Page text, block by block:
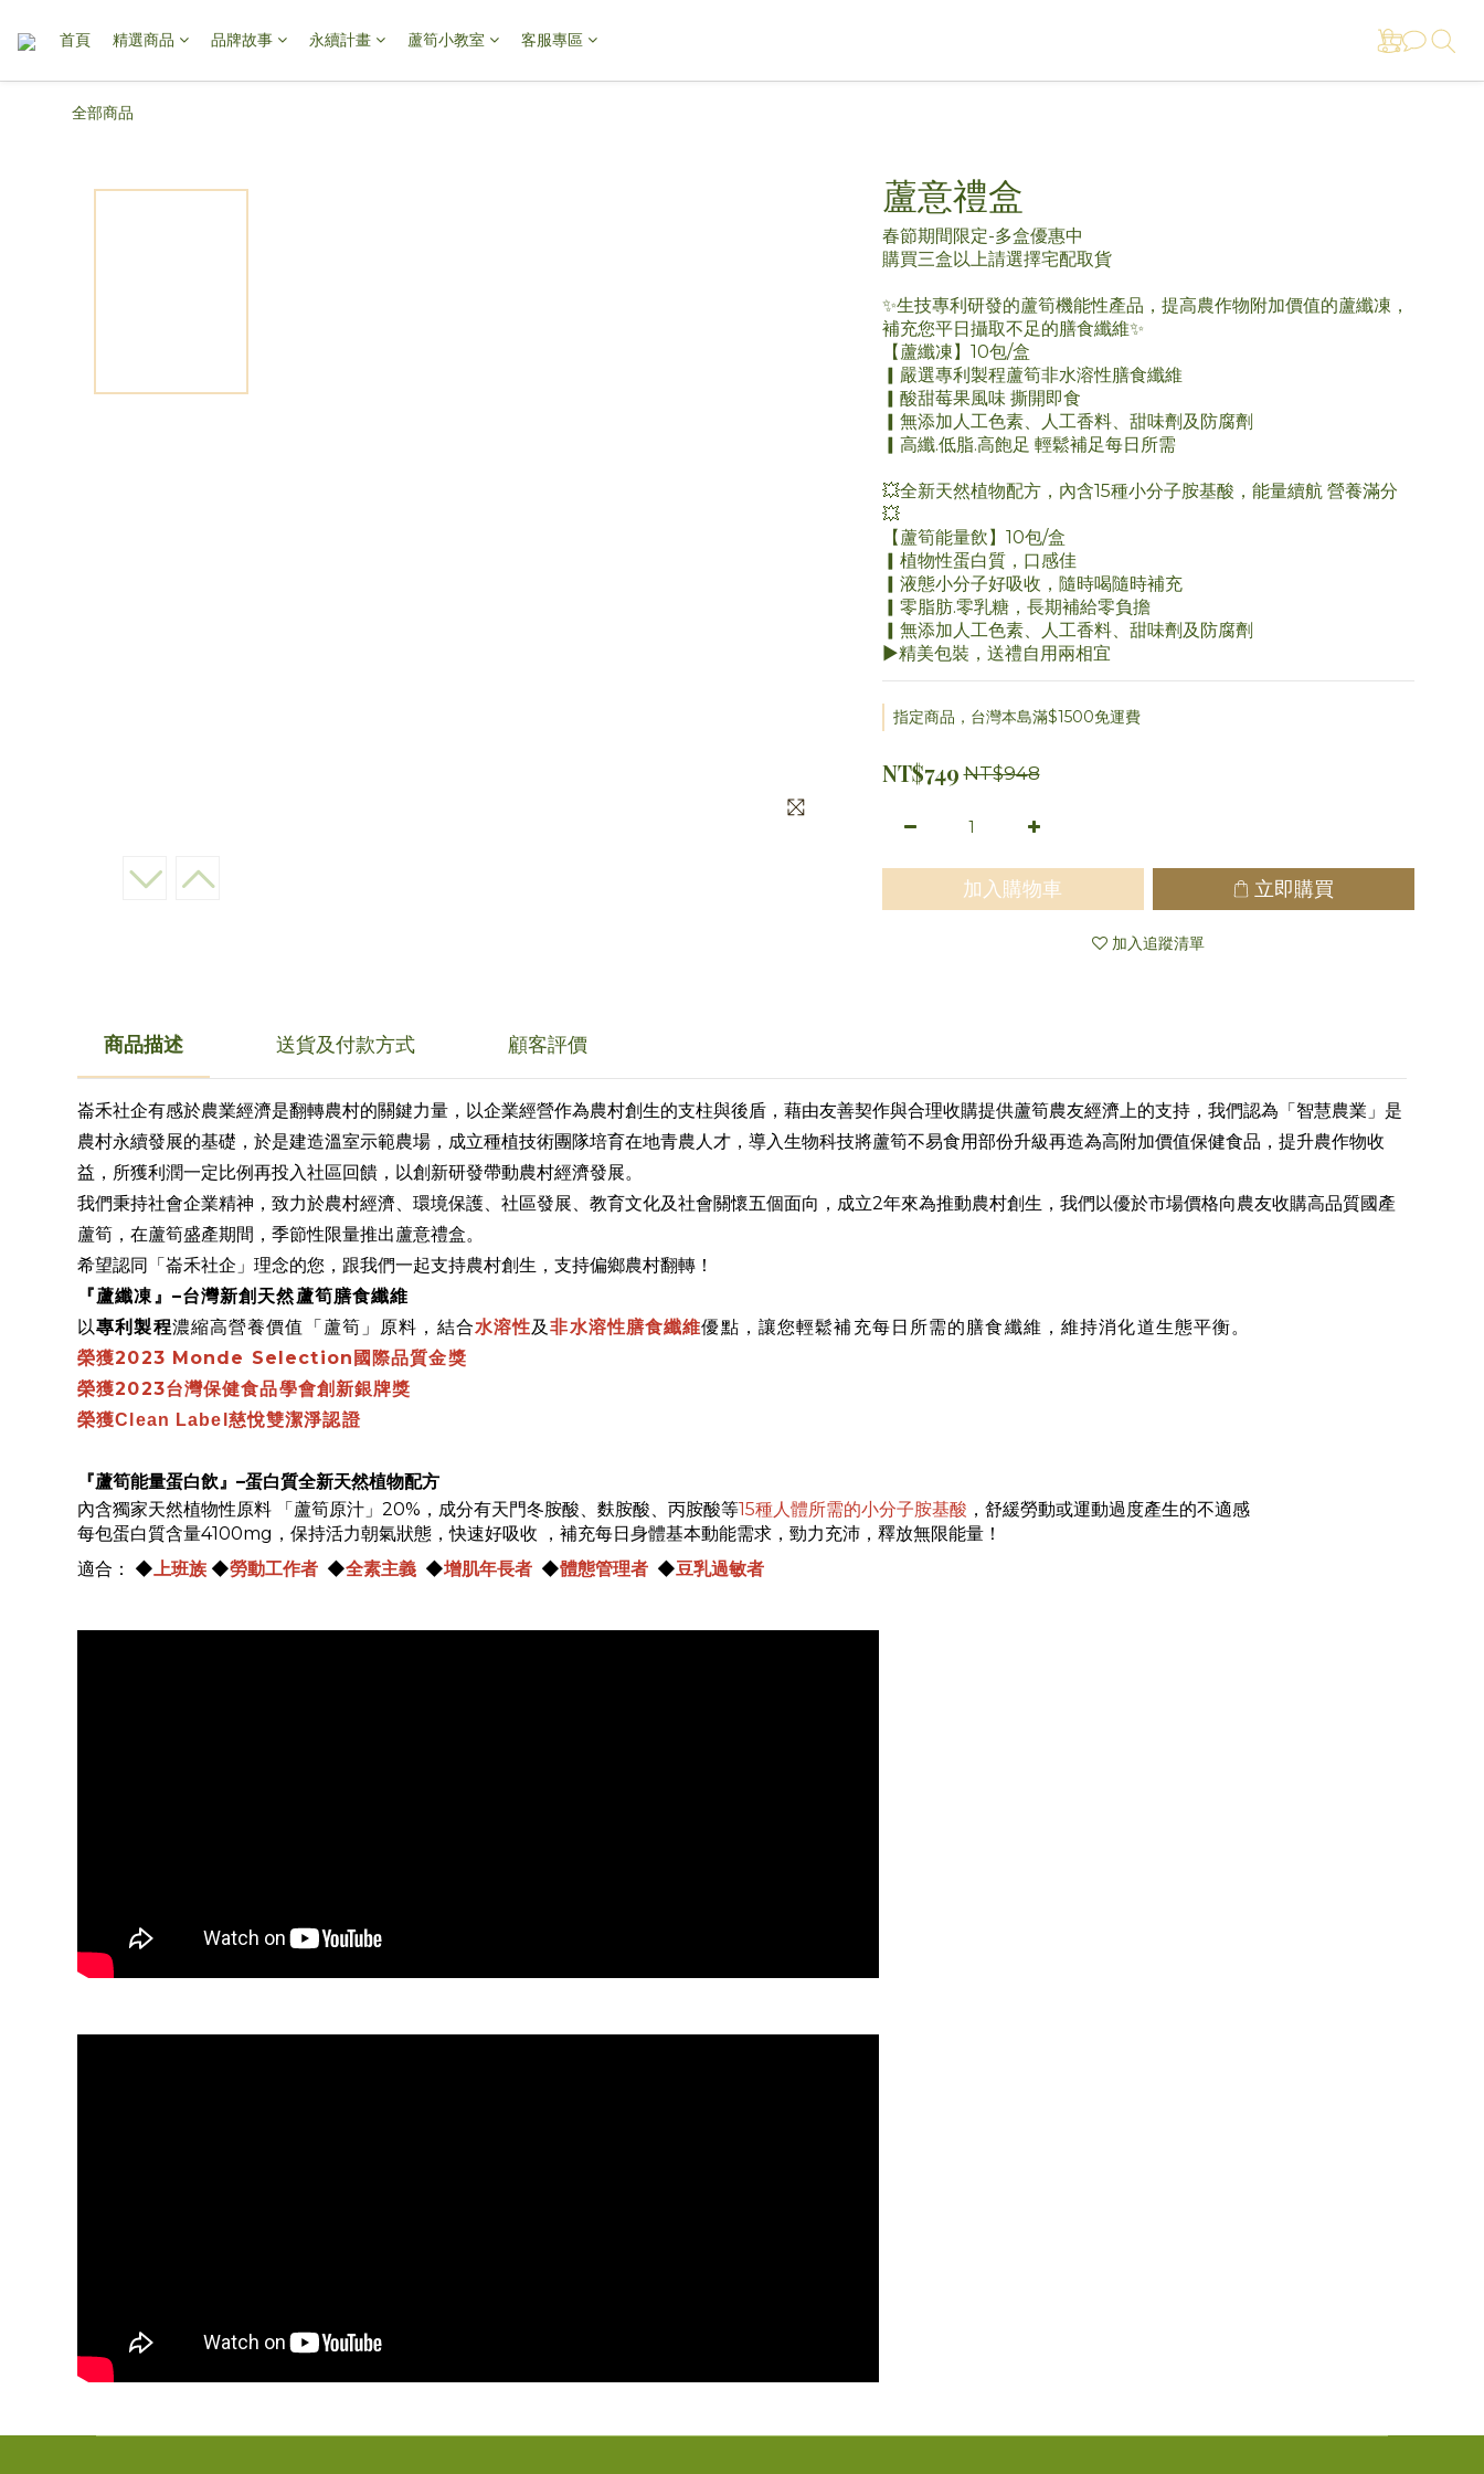
首頁 精選商品 品牌故事 永續計畫 蘆筍小教室 客服專區
全部商品
蘆意禮盒
春節期間限定-多盒優惠中
購買三盒以上請選擇宅配取貨
✨生技專利研發的蘆筍機能性產品，提高農作物附加價值的蘆纖凍，
補充您平日攝取不足的膳食纖維✨
【蘆纖凍】10包/盒
▎嚴選專利製程蘆筍非水溶性膳食纖維
▎酸甜莓果風味 撕開即食
▎無添加人工色素、人工香料、甜味劑及防腐劑
▎高纖.低脂.高飽足 輕鬆補足每日所需
💥全新天然植物配方，內含15種小分子胺基酸，能量續航 營養滿分
💥
【蘆筍能量飲】10包/盒
▎植物性蛋白質，口感佳
▎液態小分子好吸收，隨時喝隨時補充
▎零脂肪.零乳糖，長期補給零負擔
▎無添加人工色素、人工香料、甜味劑及防腐劑
►精美包裝，送禮自用兩相宜
指定商品，台灣本島滿$1500免運費
NT$749 NT$948
加入購物車 立即購買
加入追蹤清單
商品描述 送貨及付款方式 顧客評價
崙禾社企有感於農業經濟是翻轉農村的關鍵力量，以企業經營作為農村創生的支柱與後盾，藉由友善契作與合理收購提供蘆筍農友經濟上的支持，我們認為「智慧農業」是
農村永續發展的基礎，於是建造溫室示範農場，成立種植技術團隊培育在地青農人才，導入生物科技將蘆筍不易食用部份升級再造為高附加價值保健食品，提升農作物收
益，所獲利潤一定比例再投入社區回饋，以創新研發帶動農村經濟發展。
我們秉持社會企業精神，致力於農村經濟、環境保護、社區發展、教育文化及社會關懷五個面向， 成立2年來為推動農村創生，我們以優於市場價格向農友收購高品質國產
蘆筍，在蘆筍盛產期間，季節性限量推出蘆意禮盒。
希望認同「崙禾社企」理念的您，跟我們一起支持農村創生，支持偏鄉農村翻轉！
『蘆纖凍』 –台灣新創天然蘆筍膳食纖維
以專利製程濃縮高營養價值「蘆筍」原料，結合水溶性及非水溶性膳食纖維優點，讓您輕鬆補充每日所需的膳食纖維，維持消化道生態平衡。
榮獲2023 Monde Selection 國際品質金獎
榮獲2023台灣保健食品學會創新銀牌獎
榮獲Clean Label慈悅雙潔淨認證
『蘆筍能量蛋白飲』 –蛋白質全新天然植物配方
內含獨家天然植物性原料
「蘆筍原汁」 20% ，成分有天門冬胺酸、麩胺酸、丙胺酸等15種人體所需的小分子胺基酸 ，舒緩勞動或運動過度產生的不適感
每包蛋白質含量4100mg ，保持活力朝氣狀態，快速好吸收
，補充每日身體基本動能需求，勁力充沛，釋放無限能量！
適合：
◆上班族 ◆勞動工作者 ◆全素主義 ◆增肌年長者 ◆體態管理者 ◆豆乳過敏者